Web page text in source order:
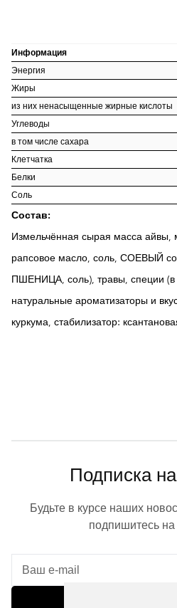
Информация
Энергия
Жиры
из них ненасыщенные жирные кислоты
Углеводы
в том числе сахара
Клетчатка
Белки
Соль
Состав:
Измельчённая сырая масса айвы,
рапсовое масло, соль, СОЕВЫЙ
ПШЕНИЦА, соль), травы, специи
натуральные ароматизаторы и
куркума, стабилизатор:
Подписка
Будьте в курсе наших
подпишитесь на